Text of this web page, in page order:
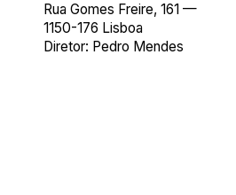
Rua Gomes Freire, 161 —
1150-176 Lisboa
Diretor: Pedro Mendes